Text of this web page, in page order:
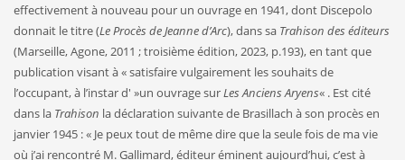
effectivement à nouveau pour un ouvrage en 1941, dont Discepolo
donnait le titre (Le Procès de Jeanne d’Arc), dans sa Trahison des éditeurs
(Marseille, Agone, 2011 ; troisième édition, 2023, p.193), en tant que
publication visant à « satisfaire vulgairement les souhaits de
l’occupant, à l’instar d' »un ouvrage sur Les Anciens Aryens« . Est cité
dans la Trahison la déclaration suivante de Brasillach à son procès en
janvier 1945 : « Je peux tout de même dire que la seule fois de ma vie
où j’ai rencontré M. Gallimard, éditeur éminent aujourd’hui, c’est à